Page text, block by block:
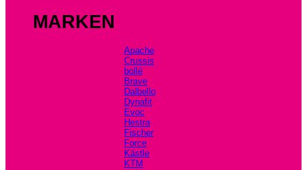
MARKEN
Apache
Crussis
bollé
Brave
Dalbello
Dynafit
Evoc
Hestra
Fischer
Force
Kästle
KTM